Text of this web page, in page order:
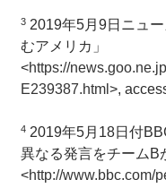
32019年5月9日ニュ
むアメリカ」
<https://
E239387.html >,
42019年5月18日付
異なる発言をチームB
<http://www.bbc.com/